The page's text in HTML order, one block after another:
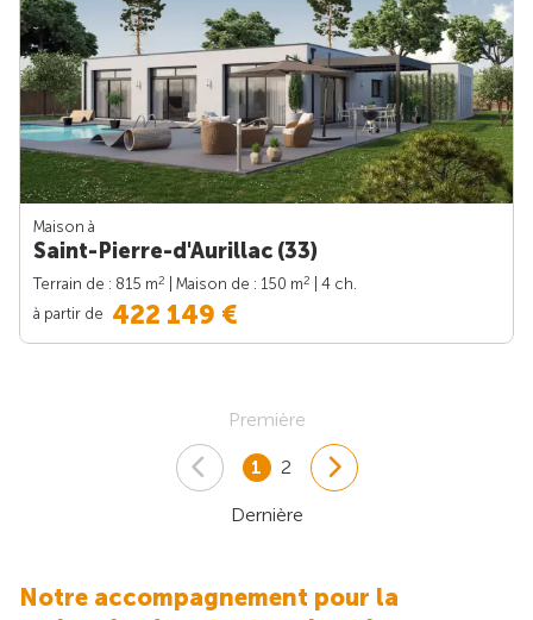
Maison à
Saint-Pierre-d'Aurillac (33)
Terrain de : 815 m2 | Maison de : 150 m2
| 4 ch.
à partir de 422 149 €
Première
1 2
Dernière
Notre accompagnement pour la